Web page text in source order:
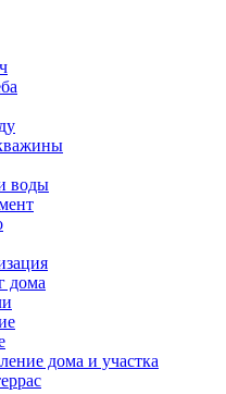
воды
дома
дома и участка